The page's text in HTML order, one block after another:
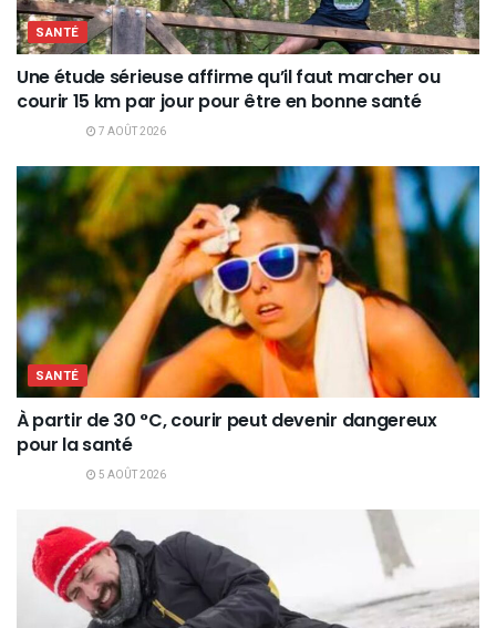
SANTÉ
Une étude sérieuse affirme qu’il faut marcher ou
courir 15 km par jour pour être en bonne santé
7 AOÛT 2026
SANTÉ
À partir de 30 °C, courir peut devenir dangereux
pour la santé
5 AOÛT 2026